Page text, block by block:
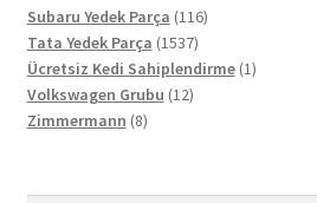
ürün
Subaru Yedek Parça 116116
Tata Yedek Parça 15371537
ürün
Ücretsiz Kedi Sahiplendirme 11
Volkswagen Grubu 1212
Zimmermann 88